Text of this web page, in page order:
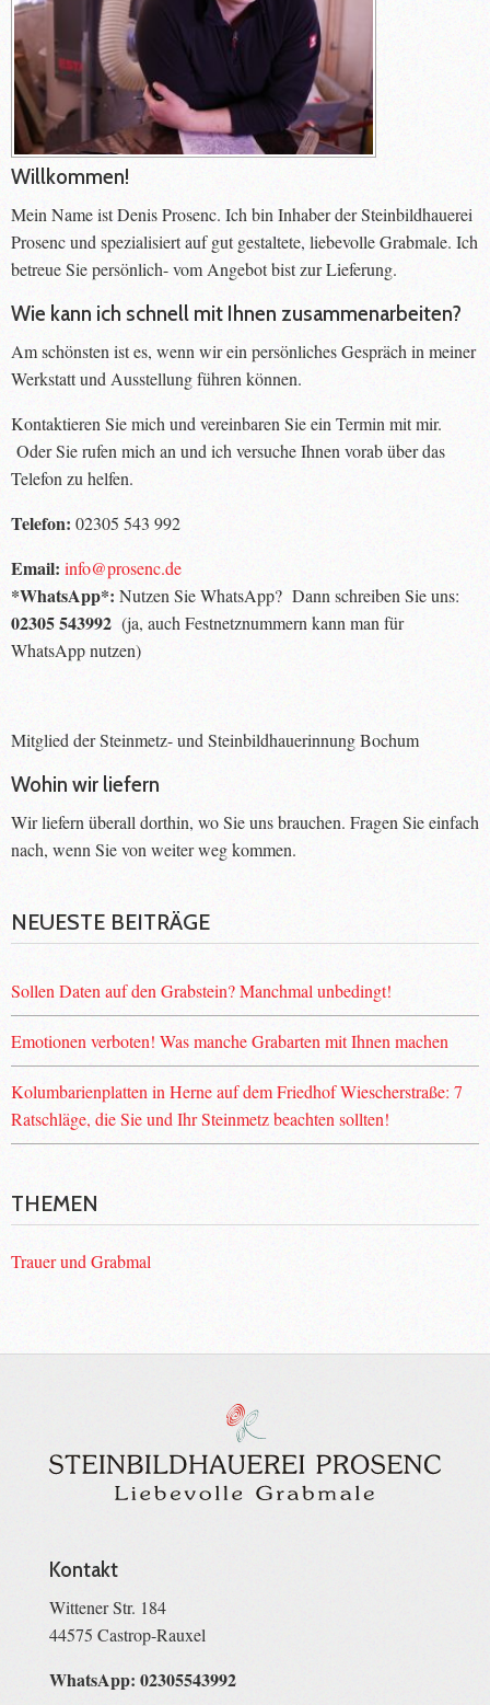
Willkommen!
Mein Name ist Denis Prosenc. Ich bin Inhaber der Steinbildhauerei
Prosenc und spezialisiert auf gut gestaltete, liebevolle Grabmale. Ich
betreue Sie persönlich- vom Angebot bist zur Lieferung.
Wie kann ich schnell mit Ihnen zusammenarbeiten?
Am schönsten ist es, wenn wir ein persönliches Gespräch in meiner
Werkstatt und Ausstellung führen können.
Kontaktieren Sie mich und vereinbaren Sie ein Termin mit mir.
Oder Sie rufen mich an und ich versuche Ihnen vorab über das
Telefon zu helfen.
Telefon: 02305 543 992
Email: info@prosenc.de
*WhatsApp*: Nutzen Sie WhatsApp? Dann schreiben Sie uns:
02305 543992 (ja, auch Festnetznummern kann man für
WhatsApp nutzen)
Mitglied der Steinmetz- und Steinbildhauerinnung Bochum
Wohin wir liefern
Wir liefern überall dorthin, wo Sie uns brauchen. Fragen Sie einfach
nach, wenn Sie von weiter weg kommen.
NEUESTE BEITRÄGE
Sollen Daten auf den Grabstein? Manchmal unbedingt!
Emotionen verboten! Was manche Grabarten mit Ihnen machen
Kolumbarienplatten in Herne auf dem Friedhof Wiescherstraße: 7
Ratschläge, die Sie und Ihr Steinmetz beachten sollten!
THEMEN
Trauer und Grabmal
Kontakt
Wittener Str. 184
44575 Castrop-Rauxel
WhatsApp: 02305543992